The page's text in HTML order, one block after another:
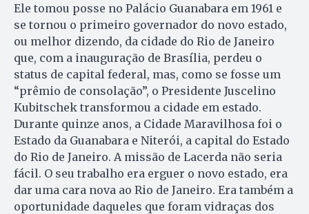
Ele tomou posse no Palácio Guanabara em 1961 e
se tornou o primeiro governador do novo estado,
ou melhor dizendo, da cidade do Rio de Janeiro
que, com a inauguração de Brasília, perdeu o
status de capital federal, mas, como se fosse um
“prêmio de consolação”, o Presidente Juscelino
Kubitschek transformou a cidade em estado.
Durante quinze anos, a Cidade Maravilhosa foi o
Estado da Guanabara e Niterói, a capital do Estado
do Rio de Janeiro. A missão de Lacerda não seria
fácil. O seu trabalho era erguer o novo estado, era
dar uma cara nova ao Rio de Janeiro. Era também a
oportunidade daqueles que foram vidraças dos